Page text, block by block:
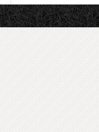
90秒セミナー『情報発信すれ